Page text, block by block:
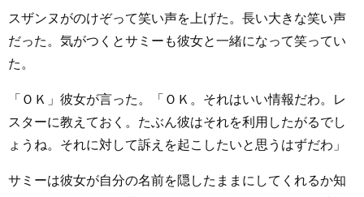
スザンヌがのけぞって笑い声を上げた。長い大きな笑い声
だった。気がつくとサミーも彼女と一緒になって笑ってい
た。
「ＯＫ」彼女が言った。「ＯＫ。それはいい情報だわ。レ
スターに教えておく。たぶん彼はそれを利用したがるでし
ょうね。それに対して訴えを起こしたいと思うはずだわ」
サミーは彼女が自分の名前を隠したままにしてくれるか知